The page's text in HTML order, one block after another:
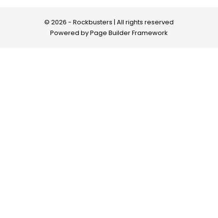
© 2026 - Rockbusters | All rights reserved
Powered byPage Builder Framework